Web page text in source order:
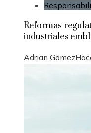
Reformas
industriales
Adrian Gomez